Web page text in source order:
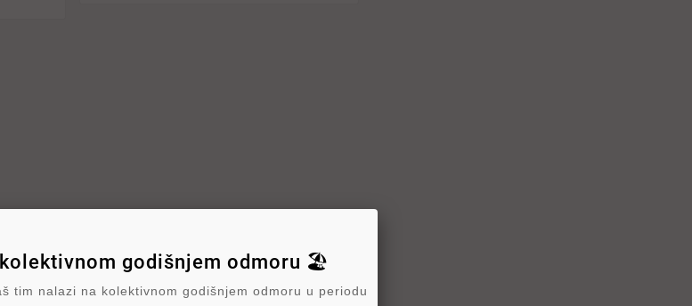
godišnjem odmoru 🏖️
tim nalazi na kolektivnom godišnjem odmoru u periodu